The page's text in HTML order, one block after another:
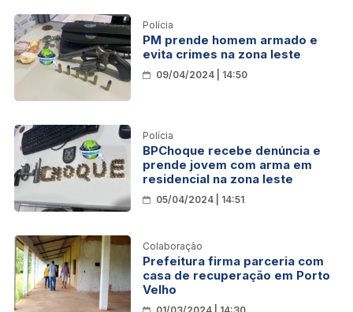
Polícia
PM prende homem armado e
evita crimes na zona leste
09/04/2024 | 14:50
Polícia
BPChoque recebe denúncia e
prende jovem com arma em
residencial na zona leste
05/04/2024 | 14:51
Colaboração
Prefeitura firma parceria com
casa de recuperação em Porto
Velho